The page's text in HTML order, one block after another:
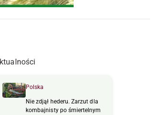
Polska
Nie zdjął hederu. Zarzut dla
kombajnisty po śmiertelnym